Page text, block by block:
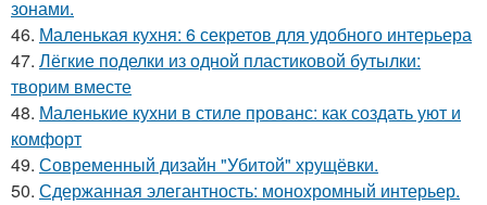
зонами.
46. Маленькая кухня: 6 секретов для удобного интерьера
47. Лёгкие поделки из одной пластиковой бутылки:
творим вместе
48. Маленькие кухни в стиле прованс: как создать уют и
комфорт
49. Современный дизайн "Убитой" хрущёвки.
50. Сдержанная элегантность: монохромный интерьер.